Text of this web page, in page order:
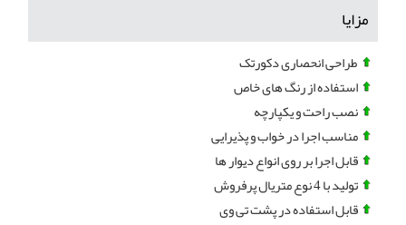
مزایا
طراحی انحصاری دکورتک
استفاده از رنگ های خاص
نصب راحت و یکپارچه
مناسب اجرا در خواب و پذیرایی
قابل اجرا بر روی انواع دیوار ها
تولید با 4 نوع متریال پرفروش
قابل استفاده در پشت تی وی